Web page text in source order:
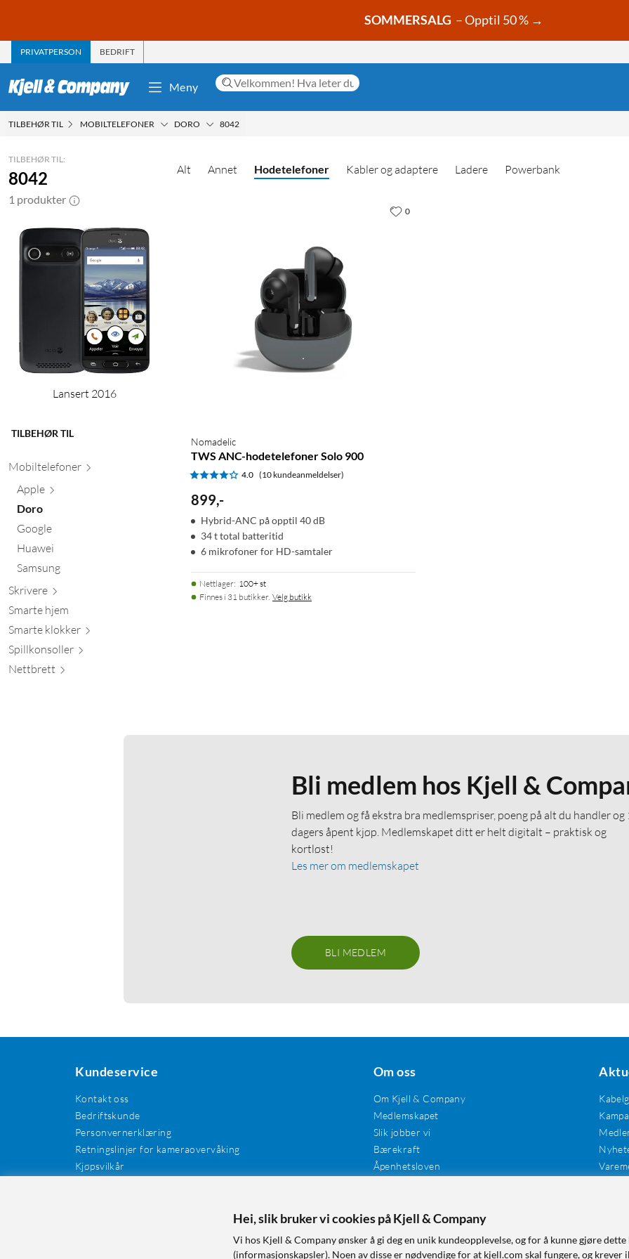
SOMMERSALG – Opptil 50 % →
PRIVATPERSON BEDRIFT
Meny
TILBEHØR TIL MOBILTELEFONER DORO 8042
TILBEHØR TIL:
8042
1 produkter
Lansert 2016
TILBEHØR TIL
Mobiltelefoner
Apple
Doro
Google
Huawei
Samsung
Skrivere
Smarte hjem
Smarte klokker
Spillkonsoller
Nettbrett
Alt Annet Hodetelefoner Kabler og adaptere Ladere Powerbank
Nomadelic
TWS ANC-hodetelefoner Solo 900
4.0 (10 kundeanmeldelser)
899,-
Hybrid-ANC på opptil 40 dB
34 t total batteritid
6 mikrofoner for HD-samtaler
Nettlager: 100+ st
Finnes i 31 butikker. Velg butikk
0
Bli medlem hos Kjell &
Bli medlem og få ekstra bra medlemspriser, poeng på alt du handler og
dagers åpent kjøp. Medlemskapet ditt er helt digitalt – praktisk og
kortløst!
Les mer om medlemskapet
BLI MEDLEM
Kundeservice
Kontakt oss
Bedriftskunde
Personvernerklæring
Retningslinjer for kameraovervåking
Kjøpsvilkår
Om oss
Om Kjell & Company
Medlemskapet
Slik jobber vi
Bærekraft
Åpenhetsloven
Tilgjengelighet
Hei, slik bruker vi cookies på Kjell & Company
Vi hos Kjell & Company ønsker å gi deg en unik kundeopplevelse, og for å kunne gjøre
(informasjonskapsler). Noen av disse er nødvendige for at kjell.com skal fungere, og krever